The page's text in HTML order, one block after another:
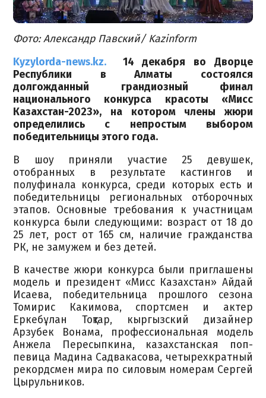
Фото: Александр Павский/ Kazinform
Kyzylorda-news.kz.
14 декабря во Дворце
Республики в Алматы состоялся
долгожданный грандиозный финал
национального конкурса красоты «Мисс
Казахстан-2023», на котором члены жюри
определились с непростым выбором
победительницы этого года.
В шоу приняли участие 25 девушек,
отобранных в результате кастингов и
полуфинала конкурса, среди которых есть и
победительницы региональных отборочных
этапов. Основные требования к участницам
конкурса были следующими: возраст от 18 до
25 лет, рост от 165 см, наличие гражданства
РК, не замужем и без детей.
В качестве жюри конкурса были приглашены
‎модель и президент «Мисс Казахстан» Айдай
Исаева, победительница прошлого сезона
Томирис Какимова, спортсмен и актер
Еркебұлан Тоқтар, кыргызский дизайнер
Арзубек Вонама, профессиональная модель
Анжела Пересыпкина, казахстанская поп-
певица Мадина Садвакасова, четырехкратный
рекордсмен мира по силовым номерам Сергей
Цырульников.